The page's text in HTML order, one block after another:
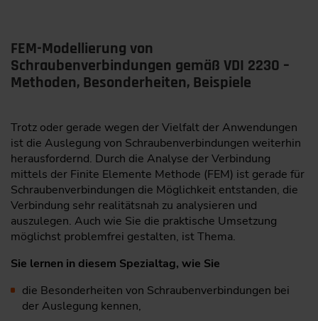
FEM-Modellierung von
Schraubenverbindungen gemäß VDI 2230 –
Methoden, Besonderheiten, Beispiele
Trotz oder gerade wegen der Vielfalt der Anwendungen
ist die Auslegung von Schraubenverbindungen weiterhin
herausfordernd. Durch die Analyse der Verbindung
mittels der Finite Elemente Methode (FEM) ist gerade für
Schraubenverbindungen die Möglichkeit entstanden, die
Verbindung sehr realitätsnah zu analysieren und
auszulegen. Auch wie Sie die praktische Umsetzung
möglichst problemfrei gestalten, ist Thema.
Sie lernen in diesem Spezialtag, wie Sie
die Besonderheiten von Schraubenverbindungen bei
der Auslegung kennen,